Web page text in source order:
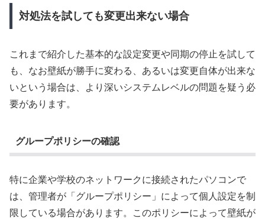
対処法を試しても変更出来ない場合
これまで紹介した基本的な設定変更や同期の停止を試して
も、なお壁紙が勝手に変わる、あるいは変更自体が出来な
いという場合は、より深いシステムレベルの問題を疑う必
要があります。
グループポリシーの確認
特に企業や学校のネットワークに接続されたパソコンで
は、管理者が「グループポリシー」によって個人設定を制
限している場合があります。このポリシーによって壁紙が